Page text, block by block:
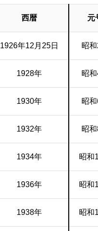
西暦 元
1926年12月25日 昭
1928年 昭
1930年 昭
1932年 昭
1934年 昭和
1936年 昭和
1938年 昭和